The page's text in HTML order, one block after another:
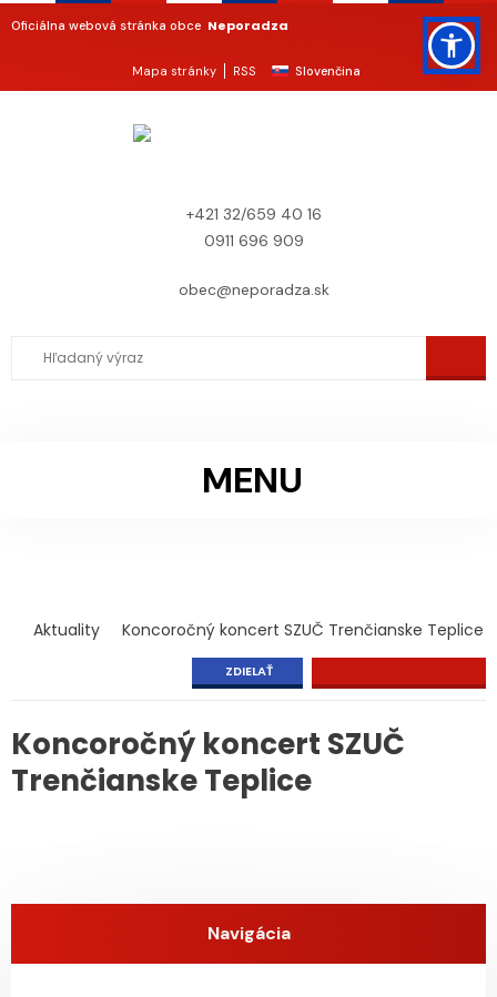
Oficiálna webová stránka obce Neporadza
Mapa stránky RSS Slovenčina
+421 32/659 40 16
0911 696 909
obec@neporadza.sk
MENU
Aktuality Koncoročný koncert SZUČ Trenčianske Teplice
ZDIELAŤ
Koncoročný koncert SZUČ
Trenčianske Teplice
Navigácia